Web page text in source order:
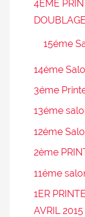
4EME
DOUBLAGE
15éme
14éme
3éme
13éme
12éme
2ème
11éme
1ER
AVRIL 2015